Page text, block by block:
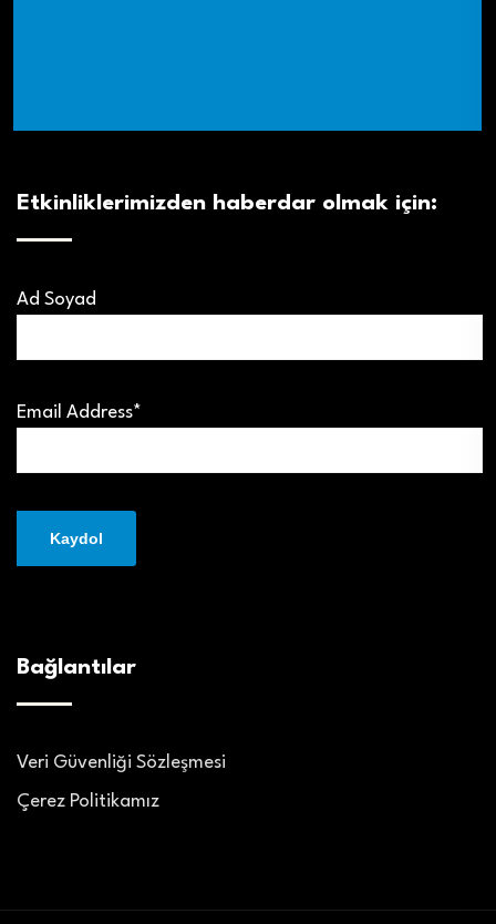
Etkinliklerimizden haberdar olmak için:
Ad Soyad
Email Address*
Bağlantılar
Veri Güvenliği Sözleşmesi
Çerez Politikamız